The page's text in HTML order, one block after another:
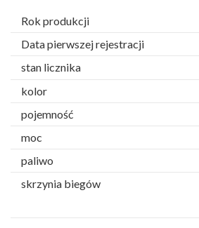
Rok produkcji
Data pierwszej rejestracji
stan licznika
kolor
pojemność
moc
paliwo
skrzynia biegów